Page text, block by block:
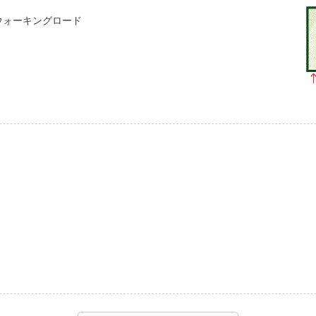
ォーキングロード